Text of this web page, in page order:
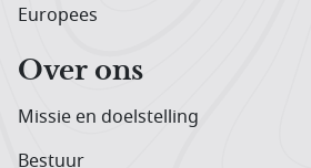
Europees
Over ons
Missie en doelstelling
Bestuur